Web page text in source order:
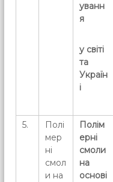
уванн
я
у світі
та
Україн
і
5.
Полі
мер
ні
смол
и на
Полім
ерні
смоли
на
основі